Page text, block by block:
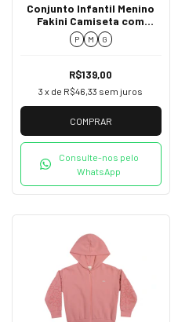
Conjunto Infantil Menino
Fakini Camiseta com
Botões e Bermuda
Listrada 02050
P M G
R$139,00
3 x de R$46,33 sem juros
COMPRAR
Consulte-nos pelo
WhatsApp